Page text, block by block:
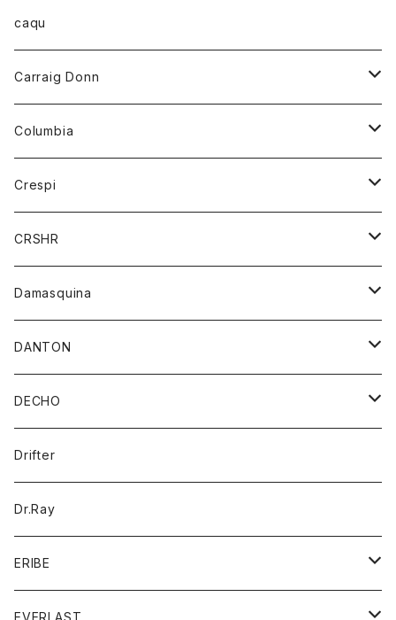
チーフ
バンダナ
トレーナー
パーカー
オーバーオール
ショートパンツ
レディース
オーバーオール
カーディガン
Tシャツ
パーカー
靴
トップス
ハーフスリーブTシャツ
caqu
Carraig Donn
ニット
Columbia
アウター
ジャケット
Crespi
ジャケット
ワンピース
ブラウス
CRSHR
キャップ
Damasquina
ウォレット
カードケース
バッグ
DANTON
アウター
コート
ジャケット
アクセサリー
バッグ
キッズ
シャツ
Tシャツ
グッズ
帽子
トップス
DECHO
帽子
Drifter
Dr.Ray
ERIBE
ニット
EVERLAST